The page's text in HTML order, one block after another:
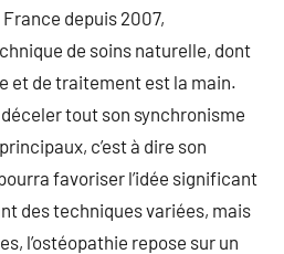
depuis 2007,
de soins naturelle, dont
et de traitement est la main.
tout son synchronisme
c’est à dire son
favoriser l’idée significant
des techniques variées, mais
l’ostéopathie repose sur un